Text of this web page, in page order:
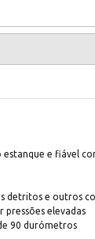
estanque e fiável
detritos e outros
pressões elevadas
90 durómetros